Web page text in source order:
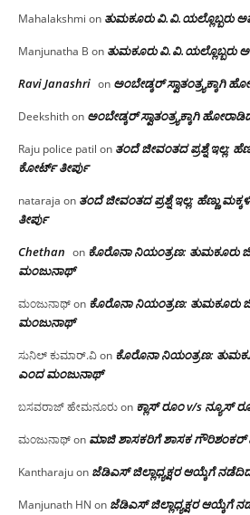
Mahalakshmi on ತುಮಕೂರು‌ ವಿ.ವಿ.ಯಲ್ಲೊಬ್ಬರು
Manjunatha B on ತುಮಕೂರು‌ ವಿ.ವಿ.ಯಲ್ಲೊಬ್ಬರು
Ravi Janashri on ಅಂಬೇಡ್ಕರ್ ಸ್ವಾತಂತ್ರ್ಯಕ್ಕಾಗಿ
Deekshithon ಅಂಬೇಡ್ಕರ್ ಸ್ವಾತಂತ್ರ್ಯಕ್ಕಾಗಿ
Raju police patil on ತಂದೆ ಜೀವಂತದ ಪ್ರಶ್ನೆ ಇಲ್ಲ:
ಕೋರ್ಟ್ ತೀರ್ಪು
nataraja on ತಂದೆ ಜೀವಂತದ ಪ್ರಶ್ನೆ ಇಲ್ಲ: ಹೆಣ್ಣು
ತೀರ್ಪು
Chethan on ಕೊರೊನಾ ನಿಯಂತ್ರಣ: ತುಮಕೂರು
ಮಂಜು‌ನಾಥ್
ಮಂಜುನಾಥ್on ಕೊರೊನಾ ನಿಯಂತ್ರಣ: ತುಮಕೂರು
ಮಂಜು‌ನಾಥ್
ಸುನಿಲ್ ಕುಮಾರ್.ವಿon ಕೊರೊನಾ ನಿಯಂತ್ರಣ:
ಎಂದ ಮಂಜು‌ನಾಥ್
ಬಸವರಾಜ್ ಹೇಮನೂರುon ಕ್ಲಾಸ್ ರೂಂ v/s ನ್ಯೂಸ್
ಮಂಜುನಾಥ್on ಮಾಜಿ ಶಾಸಕರಿಗೆ ಶಾಸಕ ಗೌರಿಶಂಕರ್
Kantharajuon ಜೆಡಿಎಸ್ ಜಿಲ್ಲಾಧ್ಯಕ್ಷರ ಆಯ್ಕೆಗೆ
Manjunath HN on ಜೆಡಿಎಸ್ ಜಿಲ್ಲಾಧ್ಯಕ್ಷರ ಆಯ್ಕೆಗೆ